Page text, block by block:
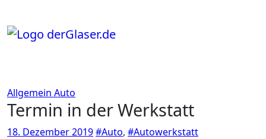
springen
Allgemein Auto
Termin in der Werkstatt
18. Dezember 2019#Auto, #Autowerkstatt